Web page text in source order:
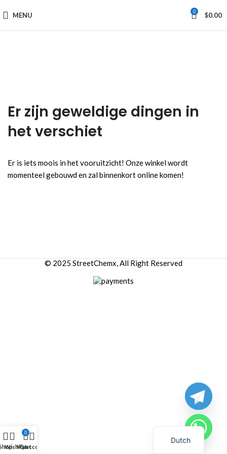
MENU 0 $0.00
Er zijn geweldige dingen in
het verschiet
Er is iets moois in het vooruitzicht! Onze winkel wordt
momenteel gebouwd en zal binnenkort online komen!
© 2025 StreetChemx, All Right Reserved
Wishlist
0
Cart
My account
Dutch